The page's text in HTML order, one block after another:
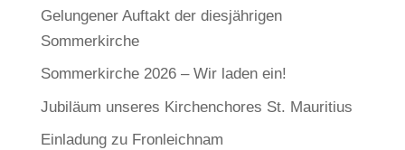
Gelungener Auftakt der diesjährigen
Sommerkirche
Sommerkirche 2026 – Wir laden ein!
Jubiläum unseres Kirchenchores St. Mauritius
Einladung zu Fronleichnam